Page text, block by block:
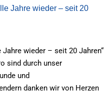
Jahre wieder – seit 20
wieder – seit 20 Jahren“
sind durch unser
und
danken wir von Herzen